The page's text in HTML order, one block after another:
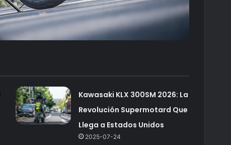
Kawasaki KLX 300SM 2026: La
Revolución Supermotard Que
Llega a Estados Unidos
2025-07-24